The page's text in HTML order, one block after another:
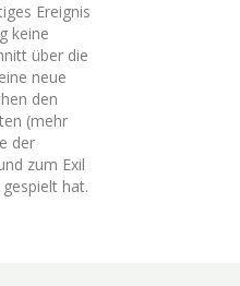
Ereignis
keine
über die
neue
den
(mehr
der
zum Exil
hat.